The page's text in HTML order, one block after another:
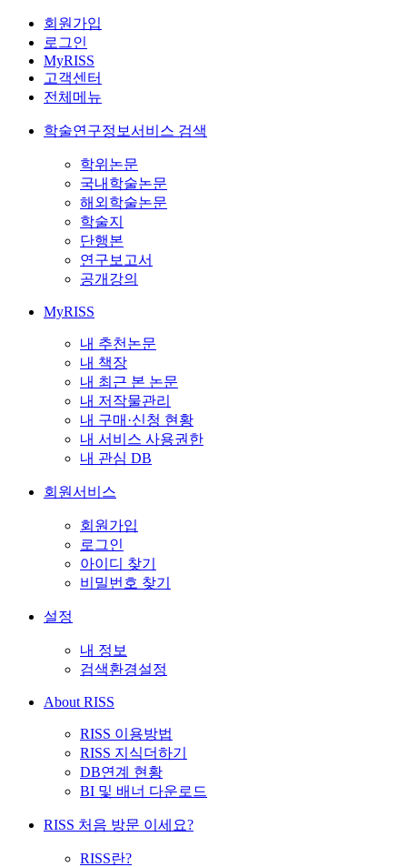
회원가입
로그인
MyRISS
고객센터
전체메뉴
학술연구정보서비스 검색
학위논문
국내학술논문
해외학술논문
학술지
단행본
연구보고서
공개강의
MyRISS
내 추천논문
내 책장
내 최근 본 논문
내 저작물관리
내 구매·신청 현황
내 서비스 사용권한
내 관심 DB
회원서비스
회원가입
로그인
아이디 찾기
비밀번호 찾기
설정
내 정보
검색환경설정
About RISS
RISS 이용방법
RISS 지식더하기
DB연계 현황
BI 및 배너 다운로드
RISS 처음 방문 이세요?
RISS란?